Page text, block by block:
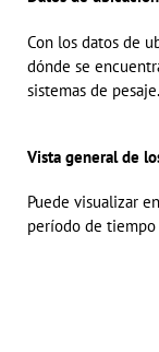
Con los datos de
dónde se
sistemas de pesaje.
Vista general de
Puede visualizar
período de